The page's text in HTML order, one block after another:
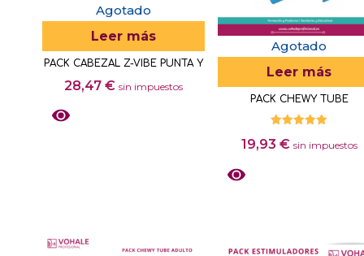
Agotado
Leer más
PACK CABEZAL Z-VIBE PUNTA Y
28,47 € sin impuestos
Agotado
Leer más
PACK CHEWY TUBE
con
19,93 € sin impuestos